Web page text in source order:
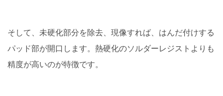
そして、未硬化部分を除去、現像すれば、はんだ付けする
パッド部が開口します。熱硬化のソルダーレジストよりも
精度が高いのが特徴です。